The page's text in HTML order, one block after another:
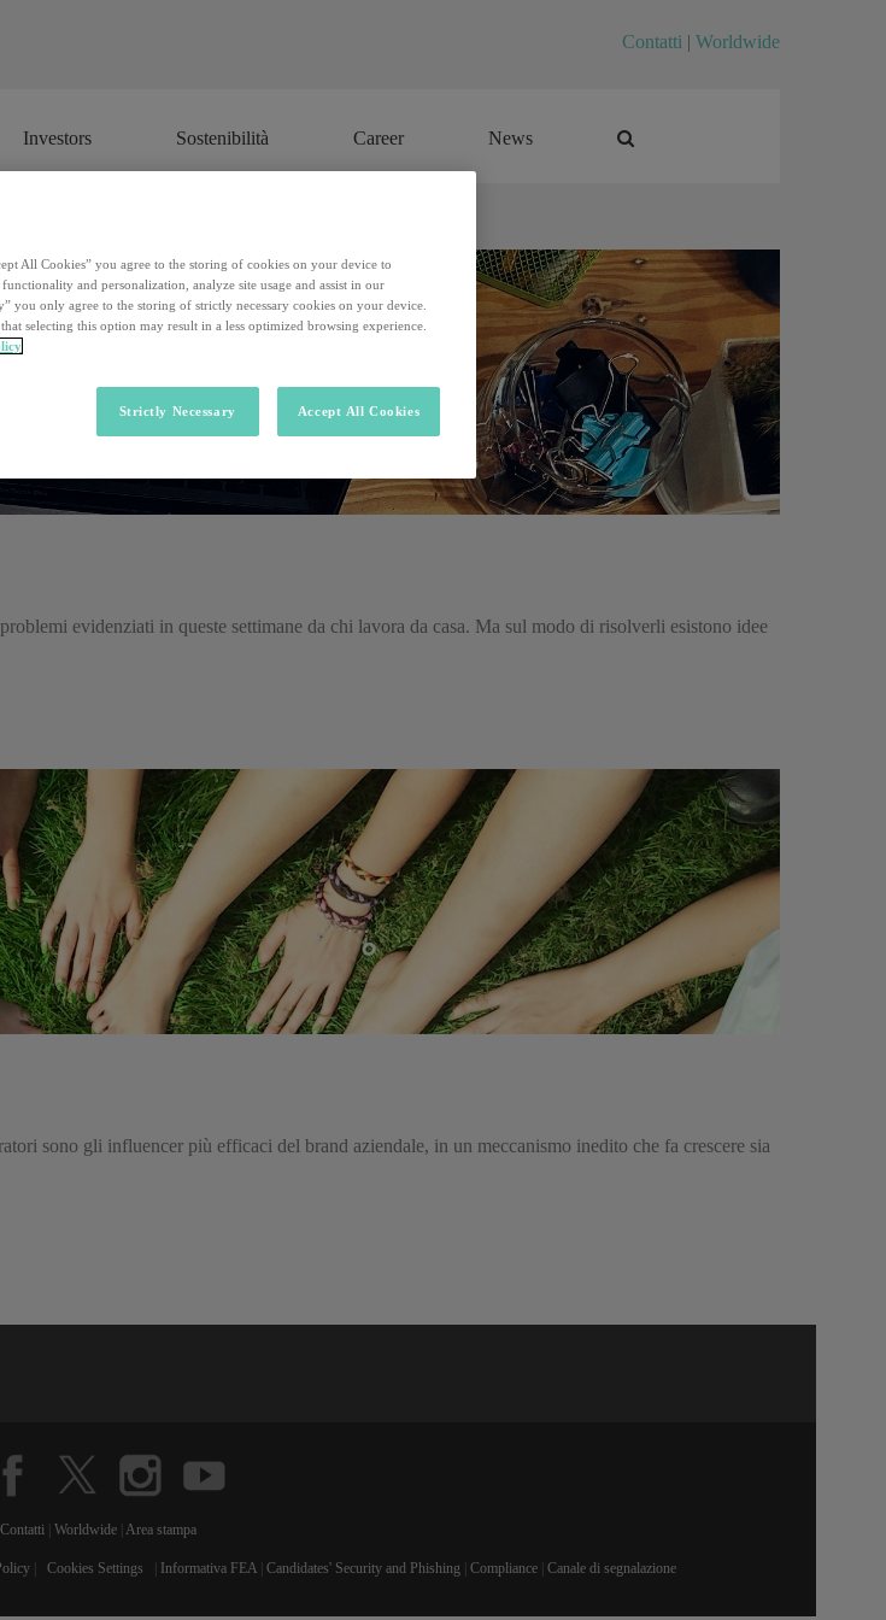
Contatti | Worldwide
Investors Sostenibilità Career News
evidenziati in queste settimane da chi lavora da casa. Ma sul modo di risolverli esistono idee
sono gli influencer più efficaci del brand aziendale, in un meccanismo inedito che fa crescere sia
Contatti Worldwide Area stampa
Cookies Settings Informativa FEA Candidates' Security and Phishing Compliance Canale di segnalazione
All Cookies” you agree to the storing of cookies on your device to
and personalization, analyze site usage and assist in our
you only agree to the storing of strictly necessary cookies on your device.
selecting this option may result in a less optimized browsing experience.
Strictly Necessary Accept All Cookies